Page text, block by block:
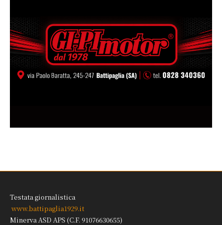
Testata giornalistica
www.battipaglia1929.it
Minerva ASD APS (C.F. 91076630655)